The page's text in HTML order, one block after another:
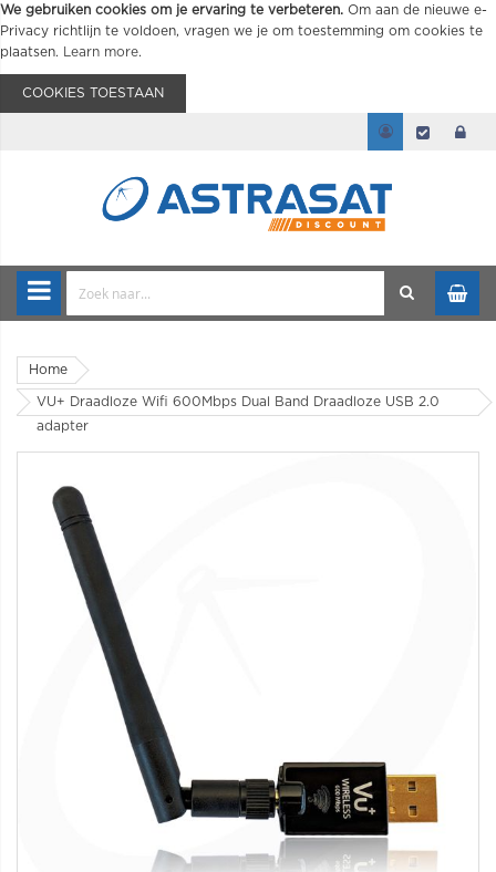
We gebruiken cookies om je ervaring te verbeteren. Om aan de nieuwe e-
Privacy richtlijn te voldoen, vragen we je om toestemming om cookies te
plaatsen.
Learn more.
COOKIES TOESTAAN
Home
VU+ Draadloze Wifi 600Mbps Dual Band Draadloze USB 2.0
adapter